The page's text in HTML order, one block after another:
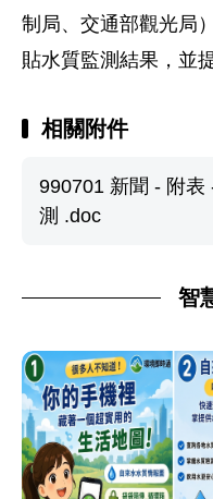
制局、交通部觀光局
貼水質監測結果，並
相關附件
990701 新聞 - 附表
測 .doc
智